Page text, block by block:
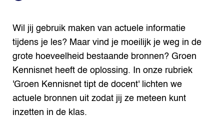
Wil jij gebruik maken van actuele informatie
tijdens je les? Maar vind je moeilijk je weg in de
grote hoeveelheid bestaande bronnen? Groen
Kennisnet heeft de oplossing. In onze rubriek
'Groen Kennisnet tipt de docent' lichten we
actuele bronnen uit zodat jij ze meteen kunt
inzetten in de klas.